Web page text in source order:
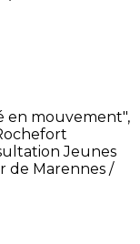
en mouvement",
Jeunes
de Marennes /